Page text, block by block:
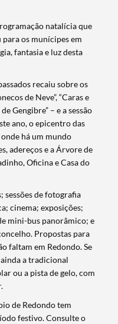
natalícia que
os munícipes em
fantasia e luz desta
recaiu sobre os
de Neve”, “Caras e
Gengibre” – e a sessão
ano, o epicentro das
há um mundo
adereços e a Árvore de
Oficina e Casa do
sessões de fotografia
cinema; exposições;
mini-bus panorâmico; e
Propostas para
faltam em Redondo. Se
a tradicional
ou a pista de gelo, com
de Redondo tem
festivo. Consulte o